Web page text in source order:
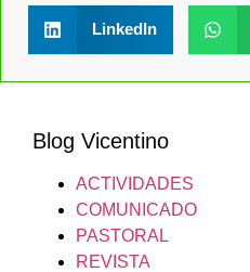
LinkedIn
Blog Vicentino
ACTIVIDADES
COMUNICADO
PASTORAL
REVISTA